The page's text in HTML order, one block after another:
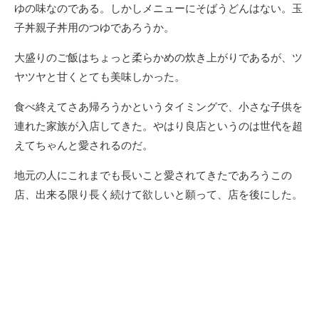
ゆの味なのである。しかしメニューにそばうどんはない。玉
子丼親子丼用のつゆであろうか。
大盛りのご飯はちょっと柔らかめの炊き上がりであるが、ツ
ヤツヤと甘くとても美味しかった。
食べ終えてさあ帰ろうかというタイミングで、小さな子供を
連れた家族が入店してきた。やはり良店というのは世代を超
えてちゃんと愛されるのだ。
地元の人にこれまでも長いこと愛されてきたであろうこの
店、出来る限り長く続けて欲しいと願って、店を後にした。